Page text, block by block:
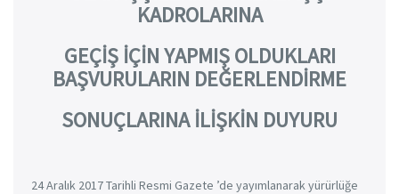
KADROLARINA
GEÇİŞ İÇİN YAPMIŞ OLDUKLARI
BAŞVURULARIN DEĞERLENDİRME
SONUÇLARINA İLİŞKİN DUYURU
24 Aralık 2017 Tarihli Resmi Gazete ’de yayımlanarak yürürlüğe